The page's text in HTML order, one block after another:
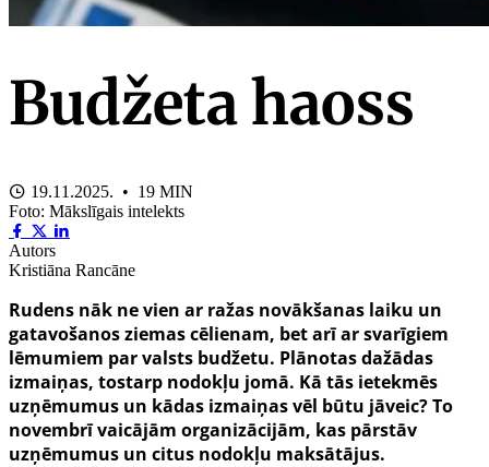
Budžeta haoss
19.11.2025. • 19 MIN
Foto: Mākslīgais intelekts
Autors
Kristiāna Rancāne
Rudens nāk ne vien ar ražas novākšanas laiku un
gatavošanos ziemas cēlienam, bet arī ar svarīgiem
lēmumiem par valsts budžetu. Plānotas dažādas
izmaiņas, tostarp nodokļu jomā. Kā tās ietekmēs
uzņēmumus un kādas izmaiņas vēl būtu jāveic? To
novembrī vaicājām organizācijām, kas pārstāv
uzņēmumus un citus nodokļu maksātājus.